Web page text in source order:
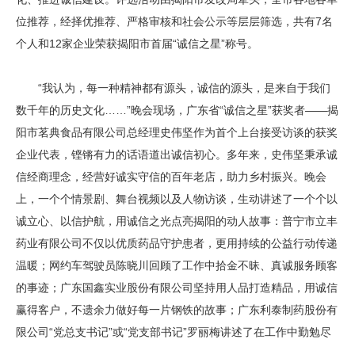
位推荐，经择优推荐、严格审核和社会公示等层层筛选，共有7名
个人和12家企业荣获揭阳市首届“诚信之星”称号。
“我认为，每一种精神都有源头，诚信的源头，是来自于我们
数千年的历史文化……”晚会现场，广东省“诚信之星”获奖者——揭
阳市茗典食品有限公司总经理史伟坚作为首个上台接受访谈的获奖
企业代表，铿锵有力的话语道出诚信初心。多年来，史伟坚秉承诚
信经商理念，经营好诚实守信的百年老店，助力乡村振兴。晚会
上，一个个情景剧、舞台视频以及人物访谈，生动讲述了一个个以
诚立心、以信护航，用诚信之光点亮揭阳的动人故事：普宁市立丰
药业有限公司不仅以优质药品守护患者，更用持续的公益行动传递
温暖；网约车驾驶员陈晓川回顾了工作中拾金不昧、真诚服务顾客
的事迹；广东国鑫实业股份有限公司坚持用人品打造精品，用诚信
赢得客户，不遗余力做好每一片钢铁的故事；广东利泰制药股份有
限公司“党总支书记”或“党支部书记”罗丽梅讲述了在工作中勤勉尽